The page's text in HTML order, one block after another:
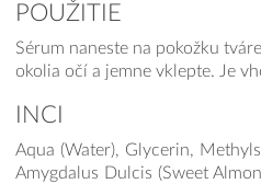
POUŽITIE
Sérum naneste na pokožku
okolia očí a jemne vklepte. Je
INCI
Aqua (Water), Glycerin,
Amygdalus Dulcis (Sweet